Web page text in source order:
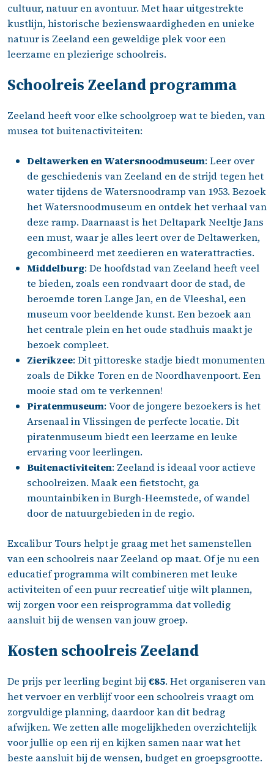
cultuur, natuur en avontuur. Met haar uitgestrekte
kustlijn, historische bezienswaardigheden en unieke
natuur is Zeeland een geweldige plek voor een
leerzame en plezierige schoolreis.
Schoolreis Zeeland programma
Zeeland heeft voor elke schoolgroep wat te bieden, van
musea tot buitenactiviteiten:
Deltawerken en Watersnoodmuseum: Leer over
de geschiedenis van Zeeland en de strijd tegen het
water tijdens de Watersnoodramp van 1953. Bezoek
het Watersnoodmuseum en ontdek het verhaal van
deze ramp. Daarnaast is het Deltapark Neeltje Jans
een must, waar je alles leert over de Deltawerken,
gecombineerd met zeedieren en waterattracties.
Middelburg: De hoofdstad van Zeeland heeft veel
te bieden, zoals een rondvaart door de stad, de
beroemde toren Lange Jan, en de Vleeshal, een
museum voor beeldende kunst. Een bezoek aan
het centrale plein en het oude stadhuis maakt je
bezoek compleet.
Zierikzee: Dit pittoreske stadje biedt monumenten
zoals de Dikke Toren en de Noordhavenpoort. Een
mooie stad om te verkennen!
Piratenmuseum: Voor de jongere bezoekers is het
Arsenaal in Vlissingen de perfecte locatie. Dit
piratenmuseum biedt een leerzame en leuke
ervaring voor leerlingen.
Buitenactiviteiten: Zeeland is ideaal voor actieve
schoolreizen. Maak een fietstocht, ga
mountainbiken in Burgh-Heemstede, of wandel
door de natuurgebieden in de regio.
Excalibur Tours helpt je graag met het samenstellen
van een schoolreis naar Zeeland op maat. Of je nu een
educatief programma wilt combineren met leuke
activiteiten of een puur recreatief uitje wilt plannen,
wij zorgen voor een reisprogramma dat volledig
aansluit bij de wensen van jouw groep.
Kosten schoolreis Zeeland
De prijs per leerling begint bij €85. Het organiseren van
hetvervoer enverblijfvoor een schoolreis vraagt om
zorgvuldige planning, daardoor kan dit bedrag
afwijken. We zetten alle mogelijkheden overzichtelijk
voor jullie op een rij en kijken samen naar wat het
beste aansluit bij de wensen, budget en groepsgrootte.